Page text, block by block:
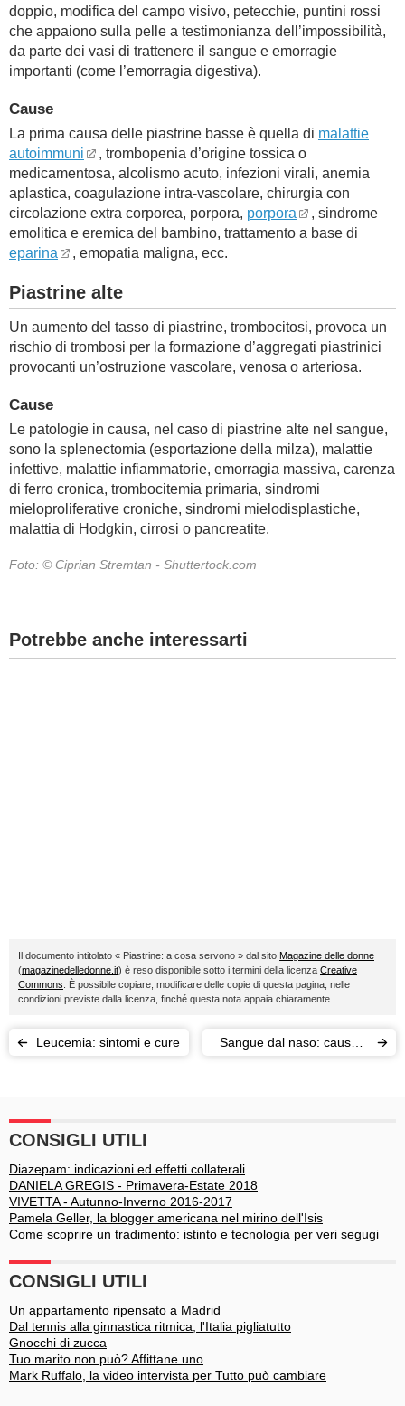
doppio, modifica del campo visivo, petecchie, puntini rossi
che appaiono sulla pelle a testimonianza dell’impossibilità,
da parte dei vasi di trattenere il sangue e emorragie
importanti (come l’emorragia digestiva).
Cause
La prima causa delle piastrine basse è quella di malattie
autoimmuni
, trombopenia d’origine tossica o
medicamentosa, alcolismo acuto, infezioni virali, anemia
aplastica, coagulazione intra-vascolare, chirurgia con
circolazione extra corporea, porpora, porpora
, sindrome
emolitica e eremica del bambino, trattamento a base di
eparina
, emopatia maligna, ecc.
Piastrine alte
Un aumento del tasso di piastrine, trombocitosi, provoca un
rischio di trombosi per la formazione d’aggregati piastrinici
provocanti un’ostruzione vascolare, venosa o arteriosa.
Cause
Le patologie in causa, nel caso di piastrine alte nel sangue,
sono la splenectomia (esportazione della milza), malattie
infettive, malattie infiammatorie, emorragia massiva, carenza
di ferro cronica, trombocitemia primaria, sindromi
mieloproliferative croniche, sindromi mielodisplastiche,
malattia di Hodgkin, cirrosi o pancreatite.
Foto: © Ciprian Stremtan - Shuttertock.com
Potrebbe anche interessarti
Il documento intitolato « Piastrine: a cosa servono » dal sito Magazine delle donne
(magazinedelledonne.it) è reso disponibile sotto i termini della licenza Creative
Commons . È possibile copiare, modificare delle copie di questa pagina, nelle
condizioni previste dalla licenza, finché questa nota appaia chiaramente.
Leucemia: sintomi e cure
Sangue dal naso: cause e
CONSIGLI UTILI
Diazepam: indicazioni ed effetti collaterali
DANIELA GREGIS - Primavera-Estate 2018
VIVETTA - Autunno-Inverno 2016-2017
Pamela Geller, la blogger americana nel mirino dell'Isis
Come scoprire un tradimento: istinto e tecnologia per veri segugi
CONSIGLI UTILI
Un appartamento ripensato a Madrid
Dal tennis alla ginnastica ritmica, l'Italia pigliatutto
Gnocchi di zucca
Tuo marito non può? Affittane uno
Mark Ruffalo, la video intervista per Tutto può cambiare